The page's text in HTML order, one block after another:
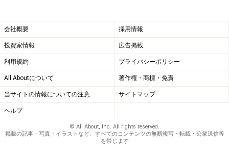
どうすれば浮気のないパートナーシップを
組めるか？
タイトルに書いた浮気をしないパートナーと出会う方法
は、ここまでの記事を読めば自然と分かると思います。
そう、まずはあなた自身が浮気をしないことなのです。
あなたと似た考えの人がつくられ、引き寄せられ、心の
スペースに納まります。あなた自身がパートナーに真剣
会社概要 採用情報
投資家情報 広告掲載
利用規約 プライバシーポリシー
All Aboutについて 著作権・商標・免責
当サイトの情報についての注意 サイトマップ
ヘルプ
© All About, Inc. All rights reserved.
掲載の記事・写真・イラストなど、すべてのコンテンツの無断複写・転載・公衆送信等
を禁じます